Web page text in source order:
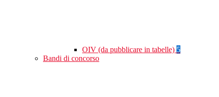
OIV (da pubblicare in tabelle) 5
Bandi di concorso